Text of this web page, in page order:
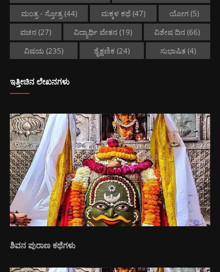
ಮಂತ್ರ - ಸ್ತೋತ್ರ(44) ಮಕ್ಕಳ ಕಥೆ(47) ಯೋಗ (5)
ವಚನ(27) ವಿದ್ಯಾರ್ಥಿ ವೇತನ(19) ವಿಶೇಷ ದಿನ (66)
ವಿಷಯ (235) ಶೈಕ್ಷಣಿಕ (24) ಸುಭಾಷಿತ (4)
ಇತ್ತೀಚಿನ ಲೇಖನಗಳು
ಶಿವನ ಪುರಾಣ ಕಥೆಗಳು